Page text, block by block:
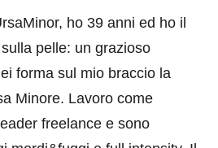
ho 39 anni ed ho il
pelle: un grazioso
forma sul mio braccio la
Minore. Lavoro come
freelance e sono